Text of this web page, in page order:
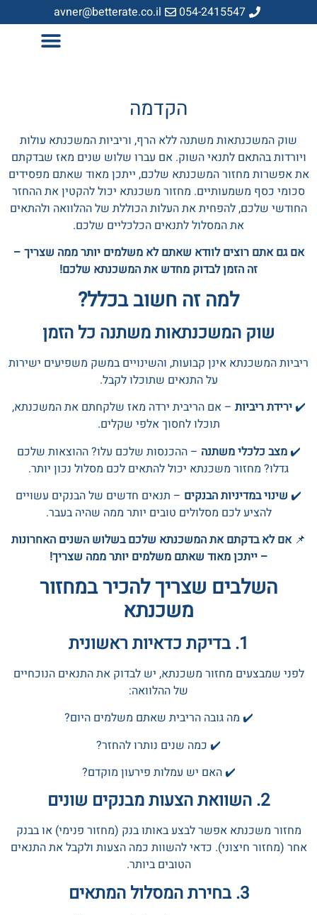
054-2415547
avner@betterate.co.il
הקדמה
שוק המשכנתאות משתנה ללא הרף, וריביות המשכנתא עולות
ויורדות בהתאם לתנאי השוק. אם עברו שלוש שנים מאז שבדקתם
את אפשרות מחזור המשכנתא שלכם, ייתכן מאוד שאתם מפסידים
סכומי כסף משמעותיים. מחזור משכנתא יכול להקטין את ההחזר
החודשי שלכם, להפחית את העלות הכוללת של ההלוואה ולהתאים
את המסלול לתנאים הכלכליים שלכם.
אם גם אתם רוצים לוודא שאתם לא משלמים יותר ממה שצריך –
זה הזמן לבדוק מחדש את המשכנתא שלכם!
למה זה חשוב בכלל?
שוק המשכנתאות משתנה כל הזמן
ריביות המשכנתא אינן קבועות, והשינויים במשק משפיעים ישירות
על התנאים שתוכלו לקבל.
✔️ירידת ריביות – אם הריבית ירדה מאז שלקחתם את המשכנתא,
תוכלו לחסוך אלפי שקלים.
✔️מצב כלכלי משתנה – ההכנסות שלכם עלו? ההוצאות שלכם
גדלו? מחזור משכנתא יכול להתאים לכם מסלול נכון יותר.
✔️ שינוי במדיניות הבנקים – תנאים חדשים של הבנקים עשויים
להציע לכם מסלולים טובים יותר ממה שהיה בעבר.
📌אם לא בדקתם את המשכנתא שלכם בשלוש השנים האחרונות
– ייתכן מאוד שאתם משלמים יותר ממה שצריך!
השלבים שצריך להכיר במחזור
משכנתא
1. בדיקת כדאיות ראשונית
לפני שמבצעים מחזור משכנתא, יש לבדוק את התנאים הנוכחיים
של ההלוואה:
✔️ מה גובה הריבית שאתם משלמים היום?
✔️ כמה שנים נותרו להחזר?
✔️ האם יש עמלות פירעון מוקדם?
2. השוואת הצעות מבנקים שונים
מחזור משכנתא אפשר לבצע באותו בנק (מחזור פנימי) או בבנק
אחר (מחזור חיצוני). כדאי להשוות כמה הצעות ולקבל את התנאים
הטובים ביותר.
3. בחירת המסלול המתאים